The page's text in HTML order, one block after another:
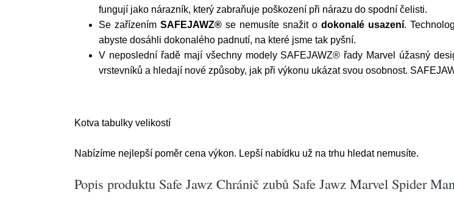
fungují jako nárazník, který zabraňuje poškození při nárazu do spodní čelisti.
Se zařízením SAFEJAWZ® se nemusíte snažit o dokonalé usazení.
abyste dosáhli dokonalého padnutí, na které jsme tak pyšní.
V neposlední řadě mají všechny modely SAFEJAWZ® řady Marvel úžasný
vrstevníků a hledají nové způsoby, jak při výkonu ukázat svou osobnost.
Kotva tabulky velikostí
Nabízíme nejlepší poměr cena výkon. Lepší nabídku už na trhu hledat nemusíte.
Popis produktu Safe Jawz Chránič zubů Safe Jawz Marvel Spider